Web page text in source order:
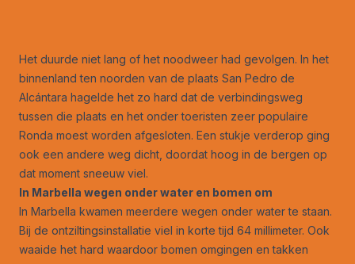
Het duurde niet lang of het noodweer had gevolgen. In het
binnenland ten noorden van de plaats San Pedro de
Alcántara hagelde het zo hard dat de verbindingsweg
tussen die plaats en het onder toeristen zeer populaire
Ronda moest worden afgesloten. Een stukje verderop ging
ook een andere weg dicht, doordat hoog in de bergen op
dat moment sneeuw viel.
In Marbella wegen onder water en bomen om
In Marbella kwamen meerdere wegen onder water te staan.
Bij de ontziltingsinstallatie viel in korte tijd 64 millimeter. Ook
waaide het hard waardoor bomen omgingen en takken